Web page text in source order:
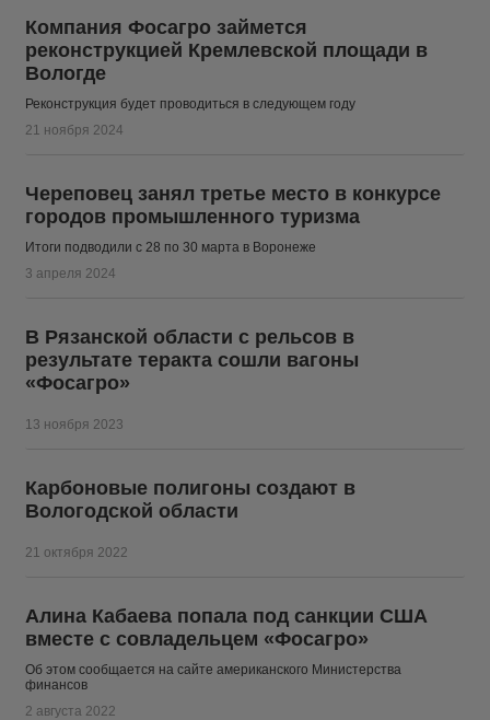
Компания Фосагро займется
реконструкцией Кремлевской площади в
Вологде
Реконструкция будет проводиться в следующем году
21 ноября 2024
Череповец занял третье место в конкурсе
городов промышленного туризма
Итоги подводили с 28 по 30 марта в Воронеже
3 апреля 2024
В Рязанской области с рельсов в
результате теракта сошли вагоны
«Фосагро»
13 ноября 2023
Карбоновые полигоны создают в
Вологодской области
21 октября 2022
Алина Кабаева попала под санкции США
вместе с совладельцем «Фосагро»
Об этом сообщается на сайте американского Министерства
финансов
2 августа 2022